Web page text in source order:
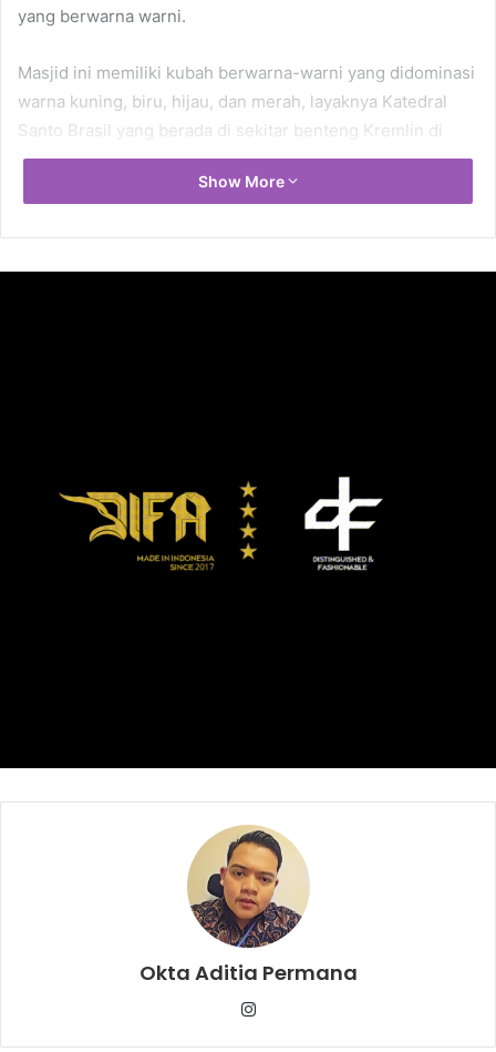
yang berwarna warni.
Masjid ini memiliki kubah berwarna-warni yang didominasi
warna kuning, biru, hijau, dan merah, layaknya Katedral
Santo Brasil yang berada di sekitar benteng Kremlin di
Moskow, Rusia.
sebagai Masjid Permen.
Qur’an dengan warna-warna terang memberikan nuansa
berbeda. Masjid ini memang ukurannya tak terlalu besar,
namun sangat bermanfaat bagi para pengendara yang
ingin beristirahat sejenak dan menjalankan ibadah
Show More
Okta Aditia Permana
Instagram